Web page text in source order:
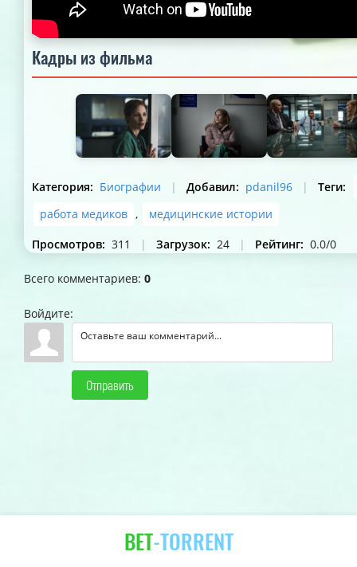
Кадры из фильма
Категория: Биографии | Добавил: pdanil96 | Теги:
работа медиков ,
медицинские истории
Просмотров: 311 | Загрузок: 24 | Рейтинг: 0.0/0
Всего комментариев: 0
Войдите:
Отправить
BET-TORRENT